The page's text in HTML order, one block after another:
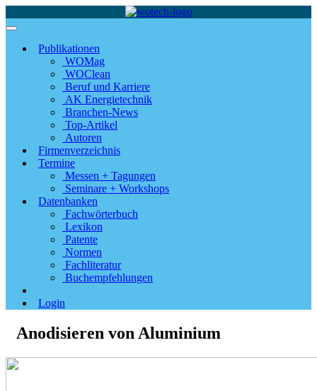
Publikationen
WOMag
WOClean
Beruf und Karriere
AK Energietechnik
Branchen-News
Top-Artikel
Autoren
Firmenverzeichnis
Termine
Messen + Tagungen
Seminare + Workshops
Datenbanken
Fachwörterbuch
Lexikon
Patente
Normen
Fachliteratur
Buchempfehlungen
Login
Anodisieren von Aluminium